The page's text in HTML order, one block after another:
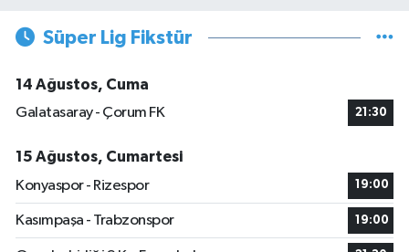
Süper Lig Fikstür
14 Ağustos, Cuma
Galatasaray - Çorum FK
21:30
15 Ağustos, Cumartesi
Konyaspor - Rizespor
19:00
Kasımpaşa - Trabzonspor 19:00